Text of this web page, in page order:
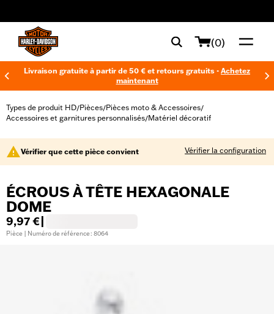
(0)
Livraison gratuite à partir de 50 € et retours gratuits - Achetez
maintenant
Types de produit HD/Pièces/Pièces moto & Accessoires/
Accessoires et garnitures personnalisés/Matériel décoratif
Vérifier que cette pièce convient Vérifier la configuration
ÉCROUS À TÊTE HEXAGONALE
DOME
9,97 €
Pièce | Numéro de référence : 8064